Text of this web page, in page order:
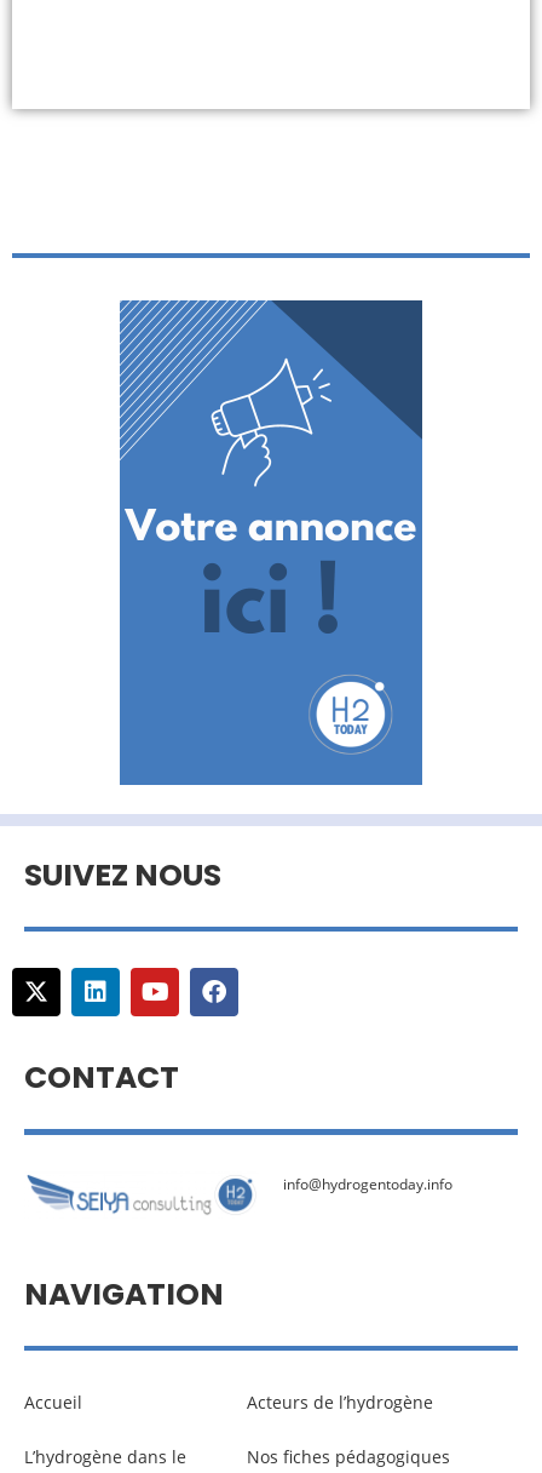
SUIVEZ NOUS
CONTACT
info@hydrogentoday.info
NAVIGATION
Accueil
L’hydrogène dans le
Acteurs de l’hydrogène
Nos fiches pédagogiques